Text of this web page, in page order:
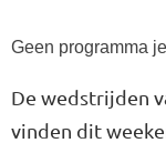
Geen programma
De wedstrijden
vinden dit